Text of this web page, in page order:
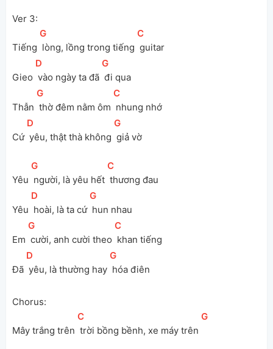
Ver 3:
Tiếng
[
G
lòng, lồng trong tiếng
[
C
guitar
Gieo
[D
vào ngày ta đã
[
G
đi qua
Thẫn
[
G
thờ đêm nằm ôm
[
C
nhung nhớ
Cứ
[D
yêu, thật thà không
[
G
giả vờ
Yêu
[
G
người, là yêu hết
[
C
thương đau
Yêu
[D
hoài, là ta cứ
[
G
hun nhau
Em
[
G
cười, anh cười theo
[
C
khan tiếng
Đã
[D
yêu, là thường hay
[
G
hóa điên
Chorus:
Mây trắng trên
[
C
trời bồng bềnh, xe máy trên
[
G